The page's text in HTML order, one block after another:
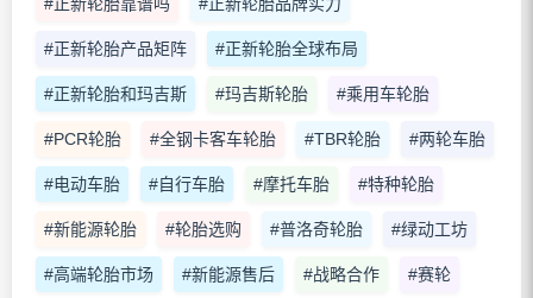
#正新轮胎产品矩阵 #正新轮胎全球布局
#正新轮胎和玛吉斯 #玛吉斯轮胎 #乘用车轮胎
#PCR轮胎 #全钢卡客车轮胎 #TBR轮胎 #两轮车胎
#电动车胎 #自行车胎 #摩托车胎 #特种轮胎
#新能源轮胎 #轮胎选购 #普洛奇轮胎 #绿动工坊
#高端轮胎市场 #新能源售后 #战略合作 #赛轮